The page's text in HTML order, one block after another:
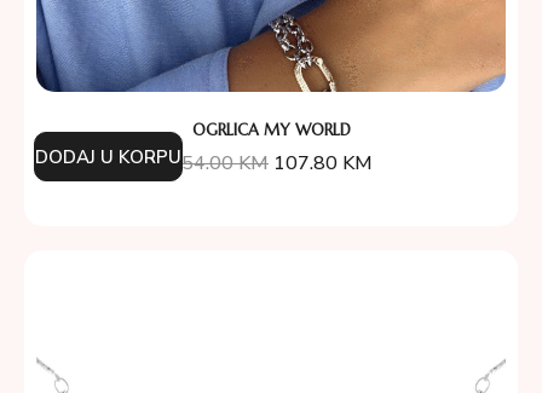
OGRLICA MY WORLD
154.00KM 107.80 KM
DODAJ U KORPU